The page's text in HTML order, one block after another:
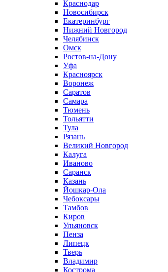
Краснодар
Новосибирск
Екатеринбург
Нижний Новгород
Челябинск
Омск
Ростов-на-Дону
Уфа
Красноярск
Воронеж
Саратов
Самара
Тюмень
Тольятти
Тула
Рязань
Великий Новгород
Калуга
Иваново
Саранск
Казань
Йошкар-Ола
Чебоксары
Тамбов
Киров
Ульяновск
Пенза
Липецк
Тверь
Владимир
Кострома